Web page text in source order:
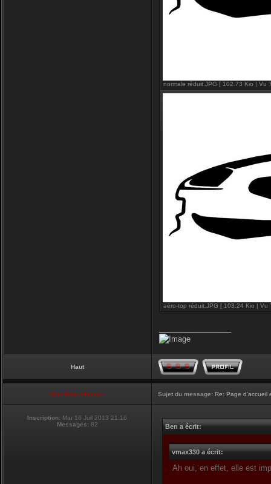
normale réduit.JPG [ 102.73 Kio | Vu
aéro-top réduit.JPG [ 103.24 Kio | Vu
Haut
Club Supra France Sujet du message: Re: Page d'accueil
Inscription: Mar 16 Juil 2013 21:16
Messages: 82 Ben a écrit:
vmax330 a écrit:
Ah oui, en effet, elle est